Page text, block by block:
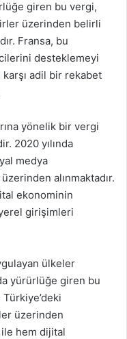
giren bu vergi,
üzerinden belirli
Fransa, bu
desteklemeyi
adil bir rekabet
yönelik bir vergi
2020 yılında
medya
alınmaktadır.
ekonominin
girişimleri
ülkeler
yürürlüğe giren bu
üzerinden
ile hem dijital